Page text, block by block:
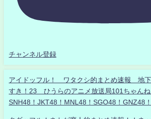
チャンネル登録
アイドッフル！ ワタクシ的まとめ速報 地
すき！23 ひうらのアニメ放送局101ちゃん
SNH48！JKT48！MNL48！SGO48！GNZ48